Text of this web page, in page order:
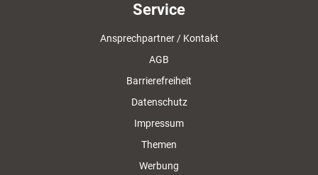
Service
Ansprechpartner / Kontakt
AGB
Barrierefreiheit
Datenschutz
Impressum
Themen
Werbung